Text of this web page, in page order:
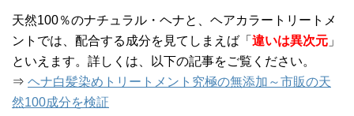
天然100％のナチュラル・ヘナと、ヘアカラートリートメ
ントでは、配合する成分を見てしまえば「 違いは異次元 」
といえます。詳しくは、以下の記事をご覧ください。
⇒ ヘナ白髪染めトリートメント究極の無添加～市販の天
然100成分を検証